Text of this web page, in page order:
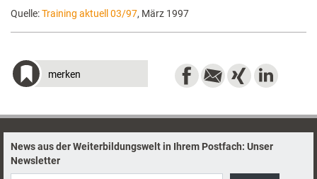
Quelle:Training aktuell 03/97, März 1997
merken
News aus der Weiterbildungswelt in Ihrem Postfach: Unser
Newsletter